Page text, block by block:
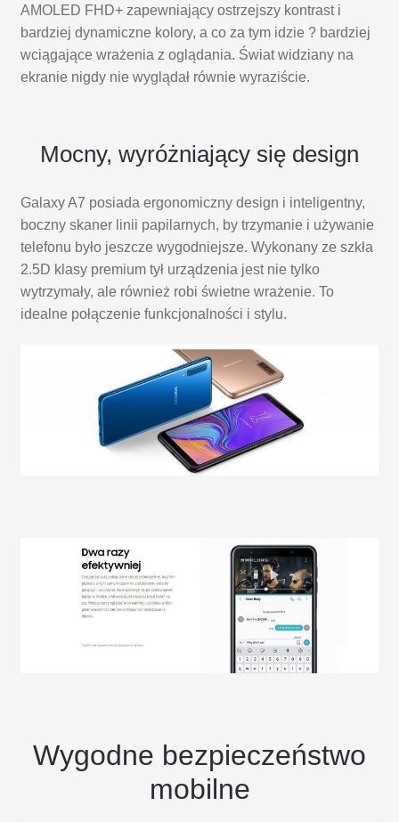
AMOLED FHD+ zapewniający ostrzejszy kontrast i
bardziej dynamiczne kolory, a co za tym idzie ? bardziej
wciągające wrażenia z oglądania. Świat widziany na
ekranie nigdy nie wyglądał równie wyraziście.
Mocny, wyróżniający się design
Galaxy A7 posiada ergonomiczny design i inteligentny,
boczny skaner linii papilarnych, by trzymanie i używanie
telefonu było jeszcze wygodniejsze. Wykonany ze szkła
2.5D klasy premium tył urządzenia jest nie tylko
wytrzymały, ale również robi świetne wrażenie. To
idealne połączenie funkcjonalności i stylu.
Wygodne bezpieczeństwo
mobilne